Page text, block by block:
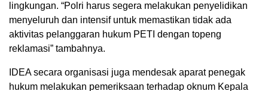
lingkungan. “Polri harus segera melakukan penyelidikan
menyeluruh dan intensif untuk memastikan tidak ada
aktivitas pelanggaran hukum PETI dengan topeng
reklamasi” tambahnya.
IDEA secara organisasi juga mendesak aparat penegak
hukum melakukan pemeriksaan terhadap oknum Kepala